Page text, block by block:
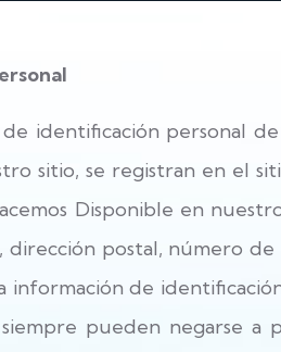
identificación personal
sitio, se registran en el
Disponible en
postal, número
información de
siempre pueden negarse